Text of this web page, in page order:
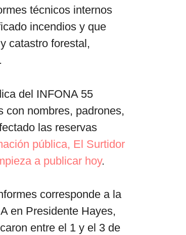
técnicos internos
incendios y que
catastro forestal,
del INFONA 55
con nombres, padrones,
las reservas
pública, El Surtidor
a publicar hoy.
corresponde a la
en Presidente Hayes,
entre el 1 y el 3 de